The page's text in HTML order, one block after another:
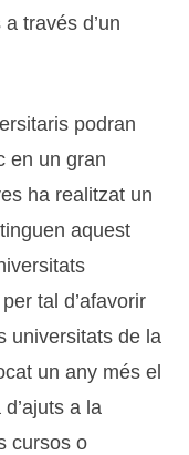
través d’un
podran
en un gran
ha realitzat un
aquest
tal d’afavorir
universitats de la
un any més el
a la
cursos o